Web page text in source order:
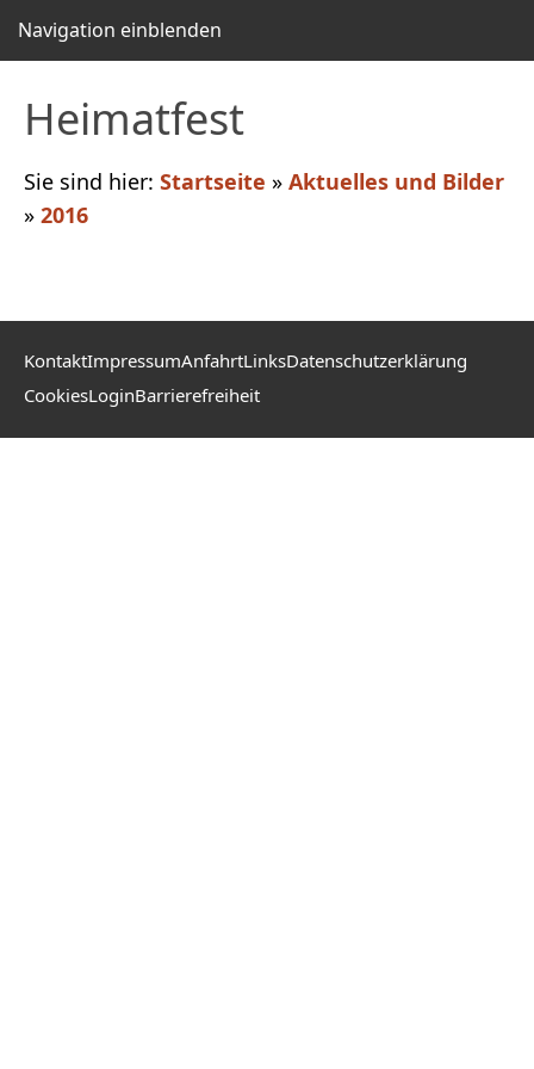
Navigation einblenden
Heimatfest
Sie sind hier: Startseite » Aktuelles und Bilder
» 2016
KontaktImpressumAnfahrtLinksDatenschutzerklärung
CookiesLoginBarrierefreiheit